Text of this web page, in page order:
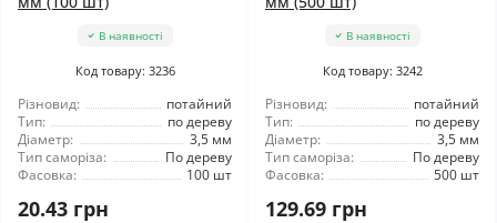
В наявності
Код товару: 3236
Різновид:
потайний
Тип:
по дереву
Діаметр:
3,5 мм
Тип саморіза:
По дереву
Фасовка:
100 шт
20.43 грн
В наявності
Код товару: 3242
Різновид:
потайний
Тип:
по дереву
Діаметр:
3,5 мм
Тип саморіза:
По дереву
Фасовка:
500 шт
129.69 грн